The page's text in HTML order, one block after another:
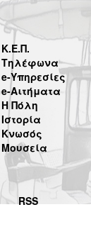
Κ.Ε.Π.
Τηλέφωνα
e-Υπηρεσίες
e-Αιτήματα
Η Πόλη
Ιστορία
Κνωσός
Μουσεία
RSS